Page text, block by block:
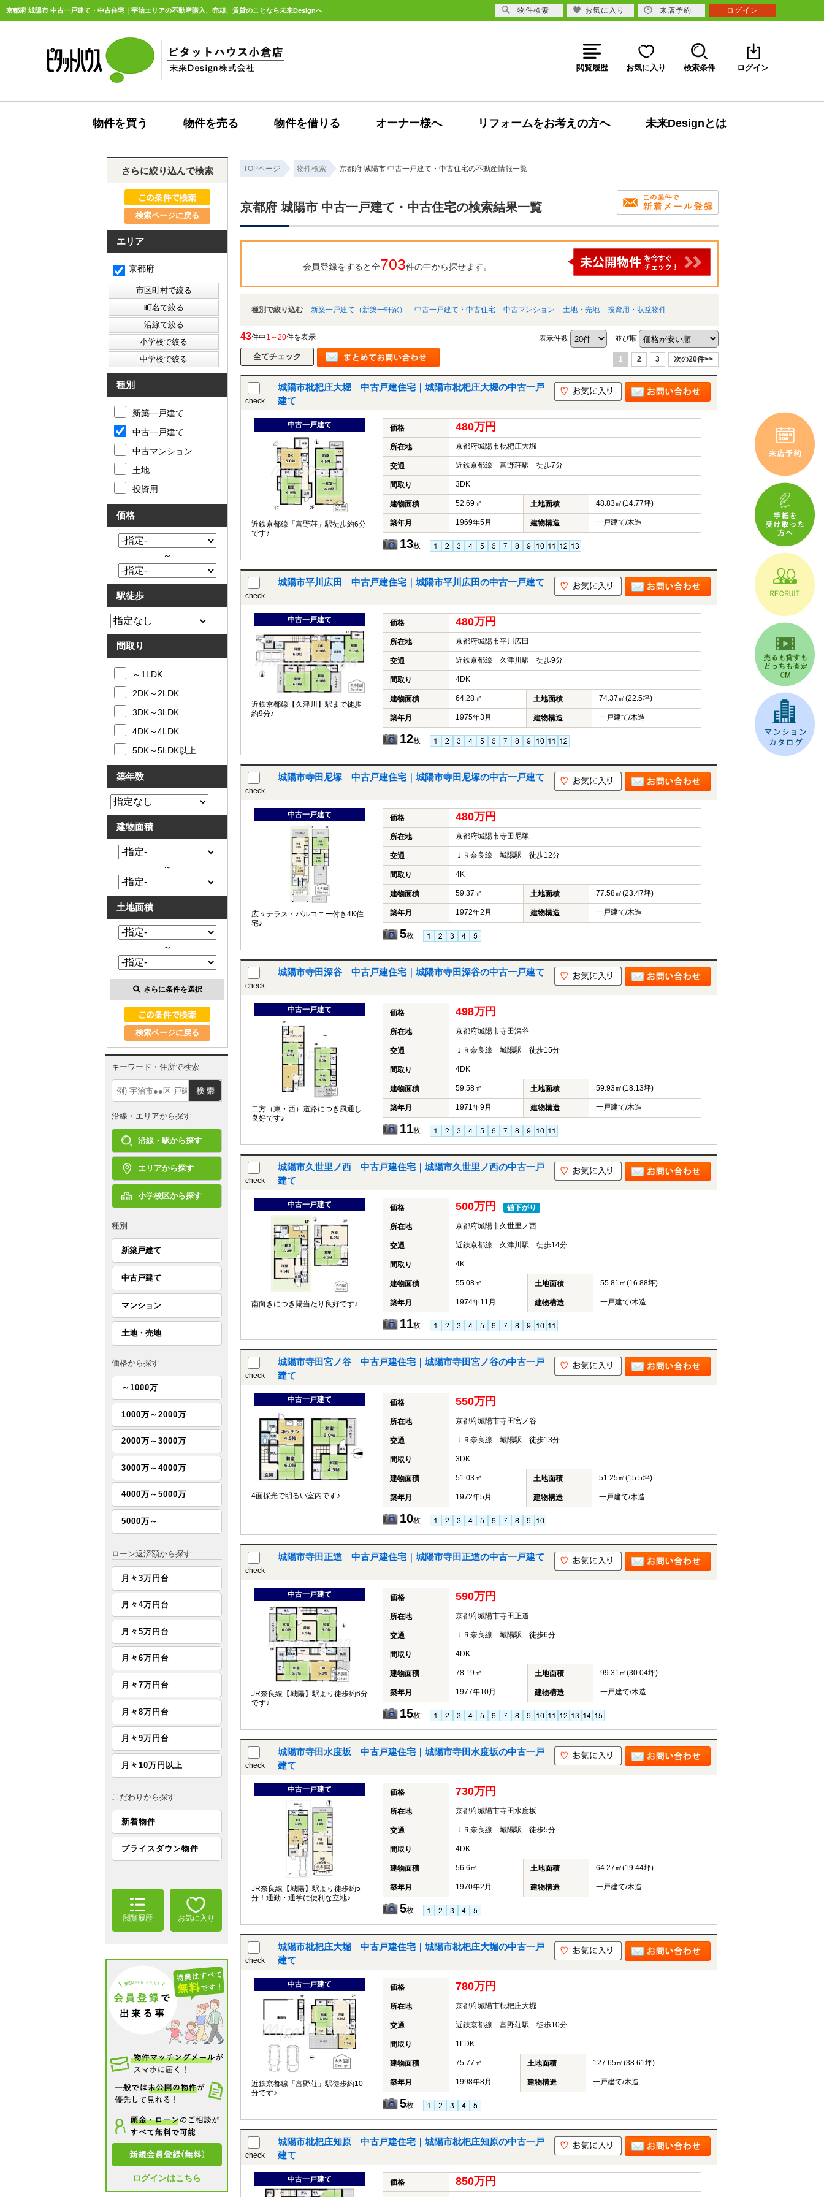
京都府 城陽市 中古一戸建て・中古住宅｜宇治エリアの不動産購入、売却、賃貸のことなら未来Designへ
閲覧履歴 お気に入り 検索条件 ログイン
物件を買う 物件を売る 物件を借りる オーナー様へ リフォームをお考えの方へ 未来Designとは
TOPページ 物件検索 京都府 城陽市 中古一戸建て・中古住宅の不動産情報一覧
京都府 城陽市 中古一戸建て・中古住宅の検索結果一覧
会員登録をすると全703件の中から探せます。
種別で絞り込む 新築一戸建て（新築一軒家） 中古一戸建て・中古住宅 中古マンション 土地・売地 投資用・収益物件
43件中1～20件を表示 表示件数 並び順
1 2 3 次の20件>>
check
城陽市枇杷庄大堀 中古戸建住宅｜城陽市枇杷庄大堀の中古一戸
建て
中古一戸建て
近鉄京都線「富野荘」駅徒歩約6分
です♪
価格 480万円
所在地 京都府城陽市枇杷庄大堀
交通 近鉄京都線 富野荘駅 徒歩7分
間取り 3DK
建物面積 52.69㎡ 土地面積 48.83㎡(14.77坪)
築年月 1969年5月 建物構造 一戸建て/木造
13枚
check
城陽市平川広田 中古戸建住宅｜城陽市平川広田の中古一戸建て
中古一戸建て
近鉄京都線【久津川】駅まで徒歩
約9分♪
価格 480万円
所在地 京都府城陽市平川広田
交通 近鉄京都線 久津川駅 徒歩9分
間取り 4DK
建物面積 64.28㎡ 土地面積 74.37㎡(22.5坪)
築年月 1975年3月 建物構造 一戸建て/木造
12枚
check
城陽市寺田尼塚 中古戸建住宅｜城陽市寺田尼塚の中古一戸建て
中古一戸建て
広々テラス・バルコニー付き4K住
宅♪
価格 480万円
所在地 京都府城陽市寺田尼塚
交通 ＪＲ奈良線 城陽駅 徒歩12分
間取り 4K
建物面積 59.37㎡ 土地面積 77.58㎡(23.47坪)
築年月 1972年2月 建物構造 一戸建て/木造
5枚
check
城陽市寺田深谷 中古戸建住宅｜城陽市寺田深谷の中古一戸建て
中古一戸建て
二方（東・西）道路につき風通し
良好です♪
価格 498万円
所在地 京都府城陽市寺田深谷
交通 ＪＲ奈良線 城陽駅 徒歩15分
間取り 4DK
建物面積 59.58㎡ 土地面積 59.93㎡(18.13坪)
築年月 1971年9月 建物構造 一戸建て/木造
11枚
check
城陽市久世里ノ西 中古戸建住宅｜城陽市久世里ノ西の中古一戸
建て
中古一戸建て
南向きにつき陽当たり良好です♪
価格 500万円 値下がり
所在地 京都府城陽市久世里ノ西
交通 近鉄京都線 久津川駅 徒歩14分
間取り 4K
建物面積 55.08㎡ 土地面積 55.81㎡(16.88坪)
築年月 1974年11月 建物構造 一戸建て/木造
11枚
check
城陽市寺田宮ノ谷 中古戸建住宅｜城陽市寺田宮ノ谷の中古一戸
建て
中古一戸建て
4面採光で明るい室内です♪
価格 550万円
所在地 京都府城陽市寺田宮ノ谷
交通 ＪＲ奈良線 城陽駅 徒歩13分
間取り 3DK
建物面積 51.03㎡ 土地面積 51.25㎡(15.5坪)
築年月 1972年5月 建物構造 一戸建て/木造
10枚
check
城陽市寺田正道 中古戸建住宅｜城陽市寺田正道の中古一戸建て
中古一戸建て
JR奈良線【城陽】駅より徒歩約6分
です♪
価格 590万円
所在地 京都府城陽市寺田正道
交通 ＪＲ奈良線 城陽駅 徒歩6分
間取り 4DK
建物面積 78.19㎡ 土地面積 99.31㎡(30.04坪)
築年月 1977年10月 建物構造 一戸建て/木造
15枚
check
城陽市寺田水度坂 中古戸建住宅｜城陽市寺田水度坂の中古一戸
建て
中古一戸建て
JR奈良線【城陽】駅より徒歩約5
分！通勤・通学に便利な立地♪
価格 730万円
所在地 京都府城陽市寺田水度坂
交通 ＪＲ奈良線 城陽駅 徒歩5分
間取り 4DK
建物面積 56.6㎡ 土地面積 64.27㎡(19.44坪)
築年月 1970年2月 建物構造 一戸建て/木造
5枚
check
城陽市枇杷庄大堀 中古戸建住宅｜城陽市枇杷庄大堀の中古一戸
建て
中古一戸建て
近鉄京都線「富野荘」駅徒歩約10
分です♪
価格 780万円
所在地 京都府城陽市枇杷庄大堀
交通 近鉄京都線 富野荘駅 徒歩10分
間取り 1LDK
建物面積 75.77㎡ 土地面積 127.65㎡(38.61坪)
築年月 1998年8月 建物構造 一戸建て/木造
5枚
check
城陽市枇杷庄知原 中古戸建住宅｜城陽市枇杷庄知原の中古一戸
建て
中古一戸建て 価格 850万円
さらに絞り込んで検索
検索ページに戻る
エリア
京都府
種別
新築一戸建て
中古一戸建て
中古マンション
土地
投資用
価格
～
駅徒歩
間取り
～1LDK
2DK～2LDK
3DK～3LDK
4DK～4LDK
5DK～5LDK以上
築年数
建物面積
～
土地面積
～
さらに条件を選択
検索ページに戻る
キーワード・住所で検索
沿線・エリアから探す
沿線・駅から探す
エリアから探す
小学校区から探す
種別
新築戸建て
中古戸建て
マンション
土地・売地
価格から探す
～1000万
1000万～2000万
2000万～3000万
3000万～4000万
4000万～5000万
5000万～
ローン返済額から探す
月々3万円台
月々4万円台
月々5万円台
月々6万円台
月々7万円台
月々8万円台
月々9万円台
月々10万円以上
こだわりから探す
新着物件
プライスダウン物件
閲覧履歴 お気に入り
ログインはこちら
物件検索 お気に入り 来店予約 ログイン